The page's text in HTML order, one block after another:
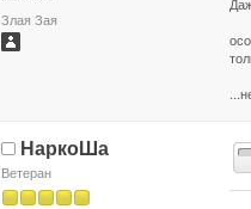
Злая Зая
НаркоШа
Ветеран